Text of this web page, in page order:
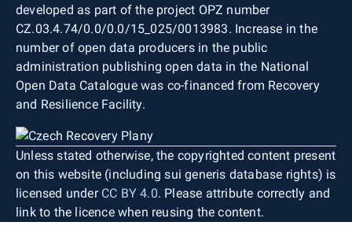
developed as part of the project OPZ number
CZ.03.4.74/0.0/0.0/15_025/0013983. Increase in the
number of open data producers in the public
administration publishing open data in the National
Open Data Catalogue was co-financed from Recovery
and Resilience Facility.
Unless stated otherwise, the copyrighted content present
on this website (including sui generis database rights) is
licensed under CC BY 4.0. Please attribute correctly and
link to the licence when reusing the content.